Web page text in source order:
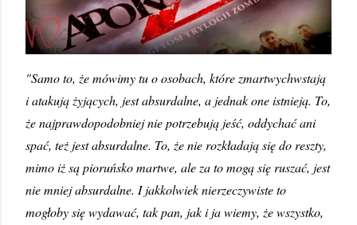
"Samo to, że mówimy tu o osobach, które zmartwychwstają
i atakują żyjących, jest absurdalne, a jednak one istnieją. To,
że najprawdopodobniej nie potrzebują jeść, oddychać ani
spać, też jest absurdalne. To, że nie rozkładają się do reszty,
mimo iż są pioruńsko martwe, ale za to mogą się ruszać, jest
nie mniej absurdalne. I jakkolwiek nierzeczywiste to
mogłoby się wydawać, tak pan, jak i ja wiemy, że wszystko,